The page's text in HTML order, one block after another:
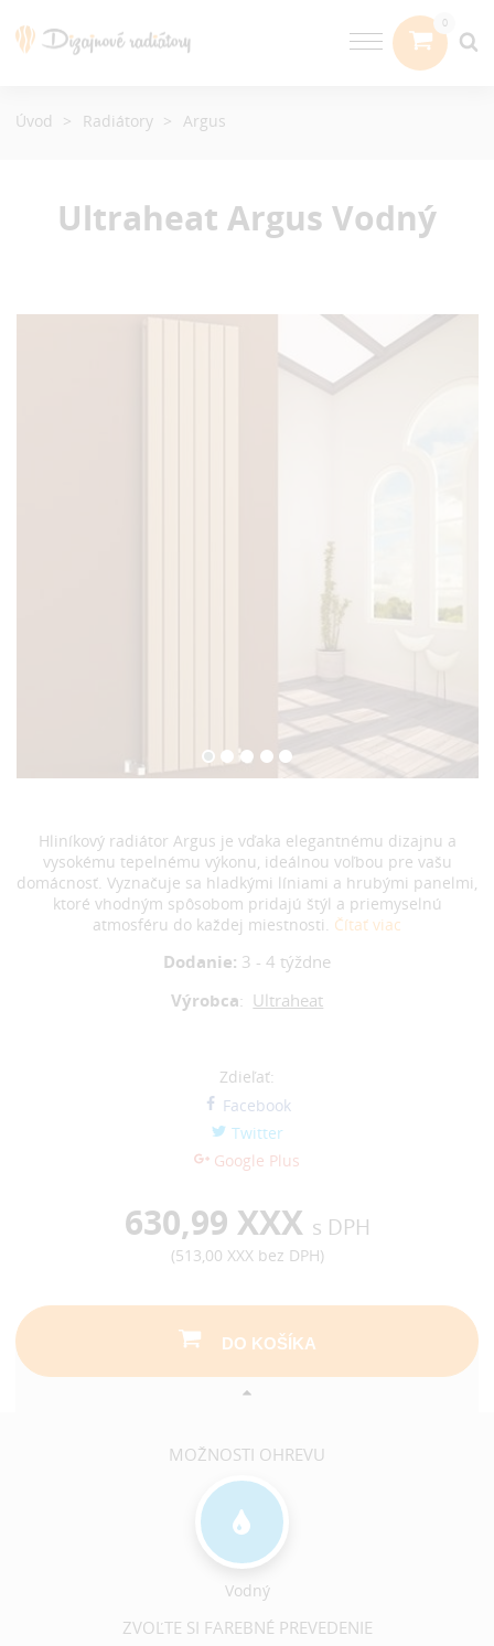
Ultraheat Argus Vodný
Hliníkový radiátor Argus je vďaka elegantnému dizajnu a
vysokému tepelnému výkonu, ideálnou voľbou pre vašu
domácnosť. Vyznačuje sa hladkými líniami a hrubými panelmi,
ktoré vhodným spôsobom pridajú štýl a priemyselnú
atmosféru do každej miestnosti. Čítať viac
Dodanie: 3 - 4 týždne
Výrobca: Ultraheat
Zdieľať:
Facebook
Twitter
Google Plus
630,99 XXX s DPH
(513,00 XXXbez DPH)
DO KOŠÍKA
MOŽNOSTI OHREVU
Vodný
ZVOĽTE SI FAREBNÉ PREVEDENIE
Úvod Radiátory Argus